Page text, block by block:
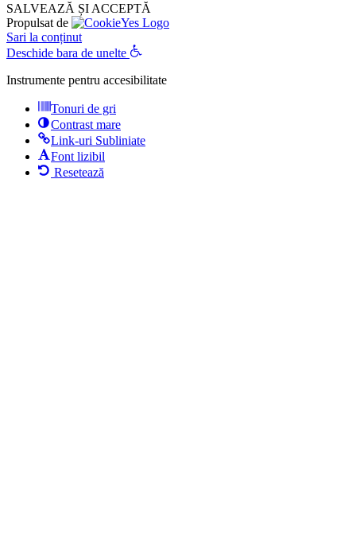
SALVEAZĂ ȘI ACCEPTĂ
Propulsat de
Sari la conținut
Deschide bara de unelte
Instrumente pentru accesibilitate
Tonuri de gri
Contrast mare
Link-uri Subliniate
Font lizibil
Resetează